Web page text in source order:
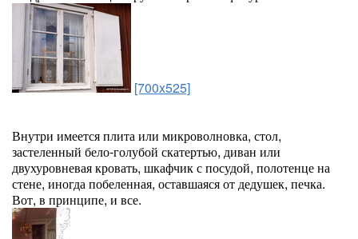
[700x525]
Внутри имеется плита или микроволновка, стол,
застеленный бело-голубой скатертью, диван или
двухуровневая кровать, шкафчик с посудой, полотенце на
стене, иногда побеленная, оставшаяся от дедушек, печка.
Вот, в принципе, и все.